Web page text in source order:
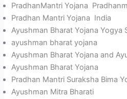
PradhanMantri Yojana
Pradhan Mantri Yojana India
Ayushman Bharat Yojana Yogya
ayushman bharat yojana
Ayushman Bharat Yojana and
Ayushman Bharat Yojana
Pradhan Mantri Suraksha Bima
Ayushman Mitra Bharati